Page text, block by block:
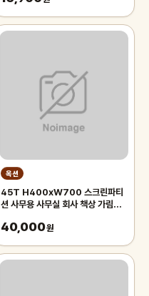
옥션
45T H400xW700 스크린파티
션 사무용 사무실 회사 책상 가림막
40,000원